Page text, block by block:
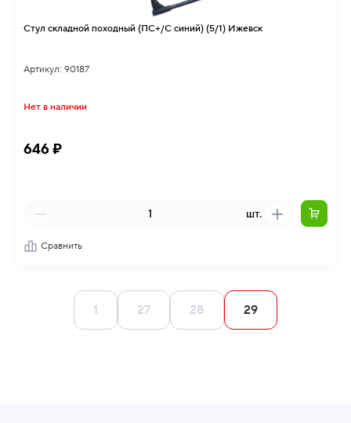
Стул складной походный (ПС+/С синий) (5/1) Ижевск
Артикул: 90187
Нет в наличии
646 ₽
шт.
Сравнить
1 27 28 29